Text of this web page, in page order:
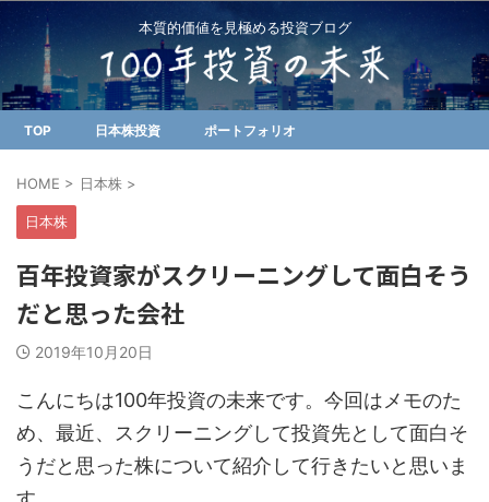
本質的価値を見極める投資ブログ
TOP 日本株投資 ポートフォリオ
HOME > 日本株 >
日本株
百年投資家がスクリーニングして面白そう
だと思った会社
2019年10月20日
こんにちは100年投資の未来です。今回はメモのた
め、最近、スクリーニングして投資先として面白そ
うだと思った株について紹介して行きたいと思いま